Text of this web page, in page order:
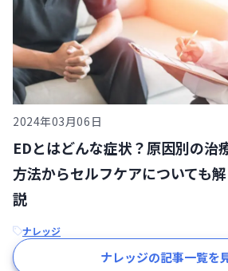
2024年03月06日
EDとはどんな症状？原因別の治
方法からセルフケアについても解
説
ナレッジ
ナレッジの記事一覧を